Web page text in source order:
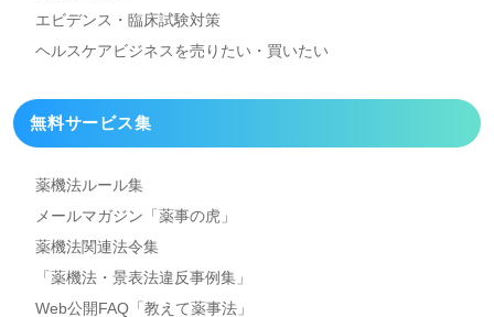
エビデンス・臨床試験対策
ヘルスケアビジネスを売りたい・買いたい
無料サービス集
薬機法ルール集
メールマガジン「薬事の虎」
薬機法関連法令集
「薬機法・景表法違反事例集」
Web公開FAQ「教えて薬事法」